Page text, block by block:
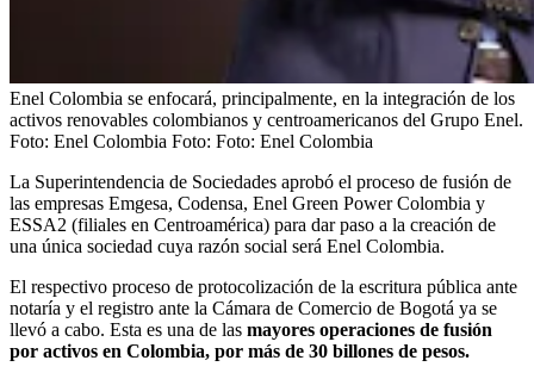
Enel Colombia se enfocará, principalmente, en la integración de los
activos renovables colombianos y centroamericanos del Grupo Enel.
Foto: Enel Colombia Foto: Foto: Enel Colombia
La Superintendencia de Sociedades aprobó el proceso de fusión de
las empresas Emgesa, Codensa, Enel Green Power Colombia y
ESSA2 (filiales en Centroamérica) para dar paso a la creación de
una única sociedad cuya razón social será Enel Colombia.
El respectivo proceso de protocolización de la escritura pública ante
notaría y el registro ante la Cámara de Comercio de Bogotá ya se
llevó a cabo. Esta es una de las mayores operaciones de fusión
por activos en Colombia, por más de 30 billones de pesos.